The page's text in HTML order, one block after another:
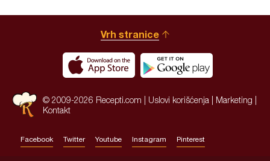
Vrh stranice
© 2009-2026 Recepti.com | Uslovi korišćenja Marketing
Kontakt
Facebook Twitter Youtube Instagram Pinterest